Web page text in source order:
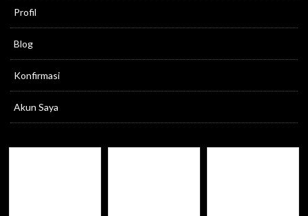
Profil
Blog
Konfirmasi
Akun Saya